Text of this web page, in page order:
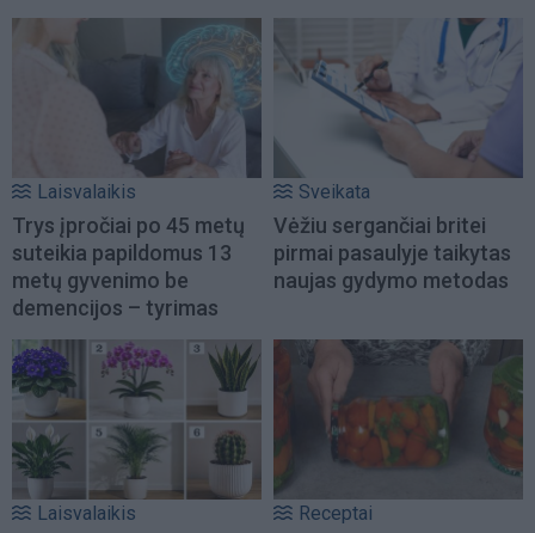
Laisvalaikis
Trys įpročiai po 45 metų
suteikia papildomus 13
metų gyvenimo be
demencijos – tyrimas
Sveikata
Vėžiu sergančiai britei
pirmai pasaulyje taikytas
naujas gydymo metodas
Laisvalaikis Receptai